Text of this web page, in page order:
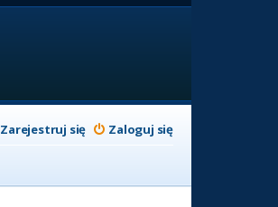
Zaloguj się
Zarejestruj się